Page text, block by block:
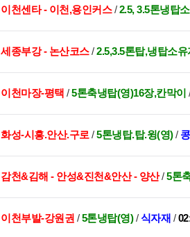
이천센타 - 이천,용인커스/2.5, 3.5톤냉탑
세종부강 - 논산코스/2.5,3.5톤탑,냉탑소유
이천마장-평택 /5톤축냉탑(영)16장,칸막이
화성-시흥.안산.구로 /5톤냉탑.탑.윙(영)/
감천&김해 - 안성&진천&안산 - 양산/5톤
이천부발-강원권 /5톤냉탑(영)/식자재 /